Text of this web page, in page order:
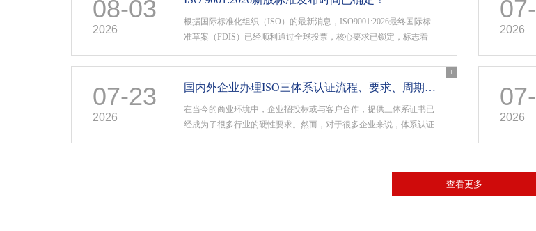
08-03
2026
根据国际标准化组织（ISO）的最新消息，ISO9001:2026最终国际标
准草案（FDIS）已经顺利通过全球投票，核心要求已锁定，标志着
正式发布。ISO9001:2026新版标准重要变化本次标准重点变化主要集
中在以下方面：考虑气···
2026
07-23
2026
国内外企业办理ISO三体系认证流程、要求、周期、条件、收费等问题
在当今的商业环境中，企业招投标或与客户合作，提供三体系证书已
经成为了很多行业的硬性要求。然而，对于很多企业来说，体系认证
+
2026
查看更多 +